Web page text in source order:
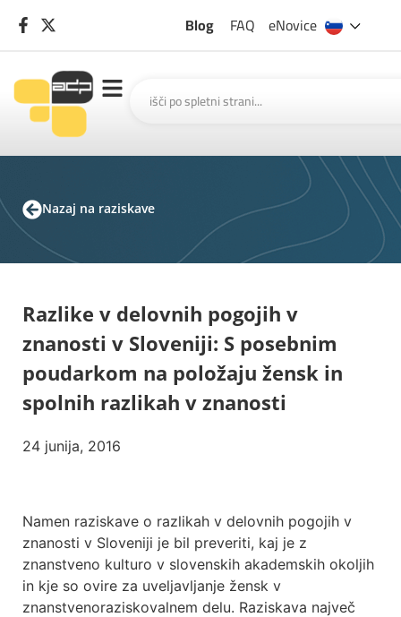
Blog FAQ eNovice
Nazaj na raziskave
Razlike v delovnih pogojih v
znanosti v Sloveniji: S posebnim
poudarkom na položaju žensk in
spolnih razlikah v znanosti
24 junija, 2016
Namen raziskave o razlikah v delovnih pogojih v
znanosti v Sloveniji je bil preveriti, kaj je z
znanstveno kulturo v slovenskih akademskih okoljih
in kje so ovire za uveljavljanje žensk v
znanstvenoraziskovalnem delu. Raziskava največ